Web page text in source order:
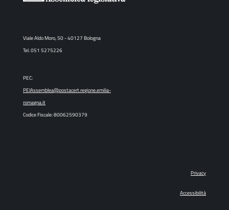
Viale Aldo Moro, 50 - 40127 Bologna
Tel. 051 5275226
PEC:
PEIAssemblea@postacert.regione.emilia-
romagna.it
Codice Fiscale: 80062590379
Privacy
Accessibilità